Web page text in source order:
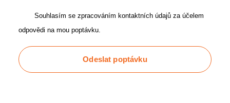
Souhlasím se zpracováním kontaktních údajů za účelem
odpovědi na mou poptávku.